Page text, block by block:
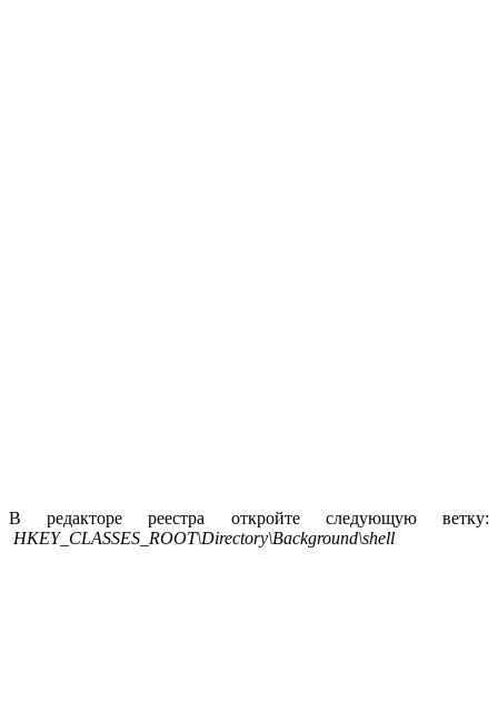
В редакторе реестра откройте следующую ветку:
HKEY_CLASSES_ROOT\Directory\Background\shell